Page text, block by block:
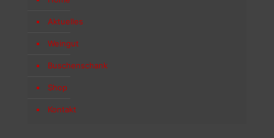
Aktuelles
Weingut
Buschenschank
Shop
Kontakt